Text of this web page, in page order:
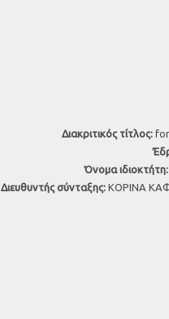
Διακριτικός τίτλος:
Όνομα ιδιοκτήτη:
Διευθυντής σύνταξης: ΚΟΡΙΝΑ